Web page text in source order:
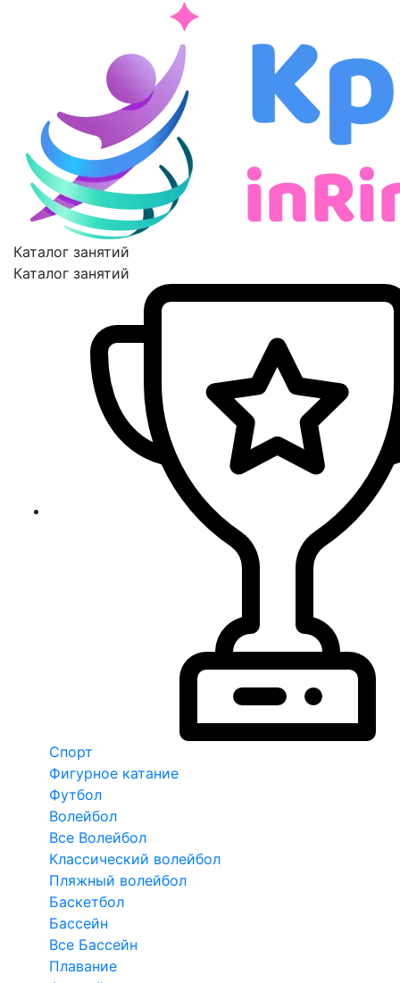
Каталог занятий
Каталог занятий
Спорт
Фигурное катание
Футбол
Волейбол
Все Волейбол
Классический волейбол
Пляжный волейбол
Баскетбол
Бассейн
Все Бассейн
Плавание